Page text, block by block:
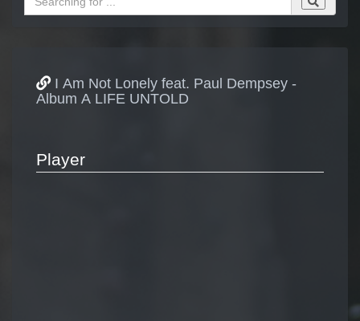
I Am Not Lonely feat. Paul Dempsey -
Album A LIFE UNTOLD
Player